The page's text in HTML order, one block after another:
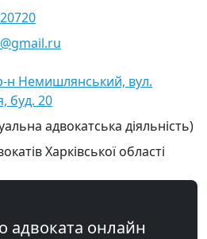
н Немишлянський, вул.
буд. 20
адвокатська діяльність)
Харківської області
адвоката онлайн